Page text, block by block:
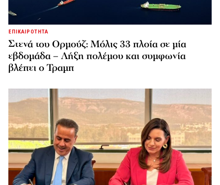
ΕΠΙΚΑΙΡΟΤΗΤΑ
Στενά του Ορμούζ: Μόλις 33 πλοία σε μία
εβδομάδα – Λήξη πολέμου και συμφωνία
βλέπει ο Τραμπ